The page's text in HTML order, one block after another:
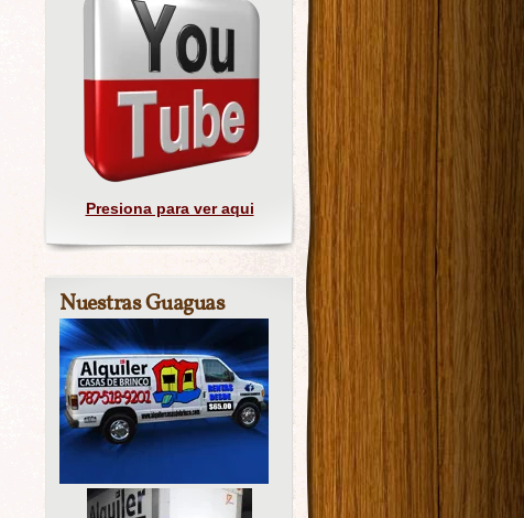
Presiona para ver aqui
Nuestras Guaguas